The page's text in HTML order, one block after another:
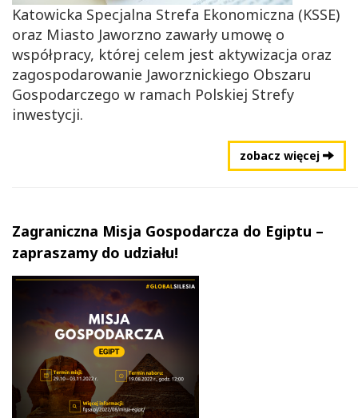
Katowicka Specjalna Strefa Ekonomiczna (KSSE)
oraz Miasto Jaworzno zawarły umowę o
współpracy, której celem jest aktywizacja oraz
zagospodarowanie Jaworznickiego Obszaru
Gospodarczego w ramach Polskiej Strefy
inwestycji.
zobacz więcej
Zagraniczna Misja Gospodarcza do Egiptu –
zapraszamy do udziału!